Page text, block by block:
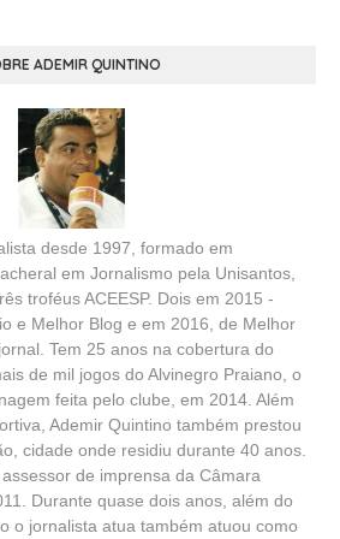
ADEMIR QUINTINO
desde 1997, formado em
em Jornalismo pela Unisantos,
troféus ACEESP. Dois em 2015 -
e Melhor Blog e em 2016, de Melhor
Tem 25 anos na cobertura do
de mil jogos do Alvinegro Praiano, o
feita pelo clube, em 2014. Além
Ademir Quintino também prestou
cidade onde residiu durante 40 anos.
de imprensa da Câmara
Durante quase dois anos, além do
o jornalista atua também atuou como